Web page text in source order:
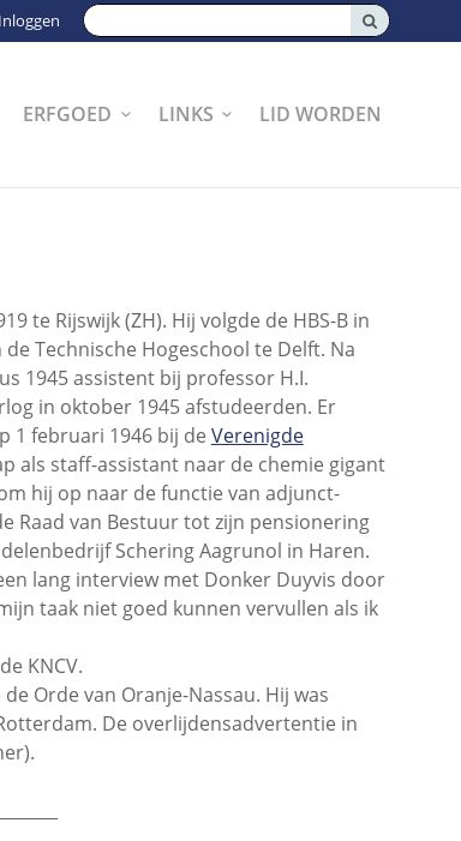
Zoeken:
Inloggen
ERFGOED LINKS LID WORDEN
te Rijswijk (ZH). Hij volgde de HBS-B in
Technische Hogeschool te Delft. Na
1945 assistent bij professor H.I.
in oktober 1945 afstudeerden. Er
1 februari 1946 bij de Verenigde
als staff-assistant naar de chemie gigant
hij op naar de functie van adjunct-
Raad van Bestuur tot zijn pensionering
Schering Aagrunol in Haren.
lang interview met Donker Duyvis door
taak niet goed kunnen vervullen als ik
KNCV.
Orde van Oranje-Nassau. Hij was
De overlijdensadvertentie in